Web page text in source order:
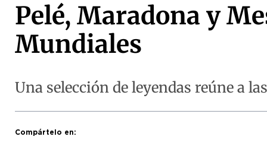
Pelé, Maradona y
Mundiales
Una selección de leyendas reúne a
Compártelo en: